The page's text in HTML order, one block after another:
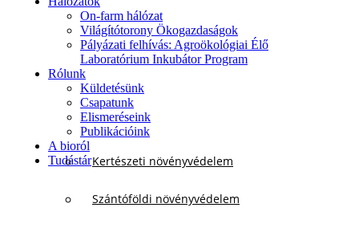
On-farm hálózat
Világítótorony Ökogazdaságok
Pályázati felhívás: Agroökológiai Élő
Laboratórium Inkubátor Program
Rólunk
Küldetésünk
Csapatunk
Elismeréseink
Publikációink
A bioról
TudástárKertészeti növényvédelem
Szántóföldi növényvédelem